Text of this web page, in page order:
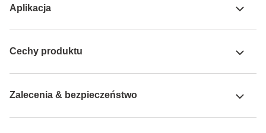
Aplikacja
Cechy produktu
Zalecenia & bezpieczeństwo